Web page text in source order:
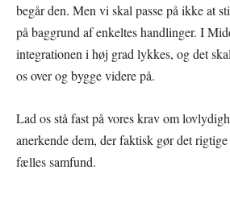
begår den. Men vi skal passe på ikke at
på baggrund af enkeltes handlinger. I
integrationen i høj grad lykkes, og det
os over og bygge videre på.
Lad os stå fast på vores krav om
anerkende dem, der faktisk gør det
fælles samfund.